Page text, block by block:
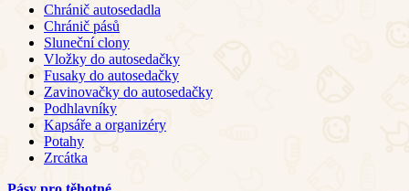
Chránič autosedadla
Chránič pásů
Sluneční clony
Vložky do autosedačky
Fusaky do autosedačky
Zavinovačky do autosedačky
Podhlavníky
Kapsáře a organizéry
Potahy
Zrcátka